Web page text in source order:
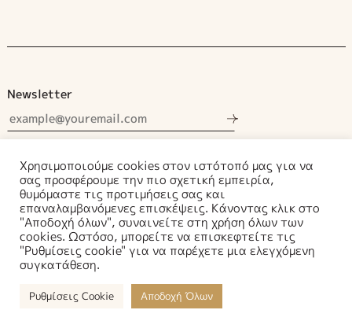
Newsletter
Διεύθυνση:Μυρρινούντος και Εικαδέας 1 / Τ.Κ. 19003
Μαρκόπουλος Μεσογαίας
Τηλέφωνο: 6937259298–
Χρησιμοποιούμε cookies στον ιστότοπό μας για να
σας προσφέρουμε την πιο σχετική εμπειρία,
θυμόμαστε τις προτιμήσεις σας και
επαναλαμβανόμενες επισκέψεις. Κάνοντας κλικ στο
"Αποδοχή όλων", συναινείτε στη χρήση όλων των
cookies. Ωστόσο, μπορείτε να επισκεφτείτε τις
"Ρυθμίσεις cookie" για να παρέχετε μια ελεγχόμενη
συγκατάθεση.
Ρυθμίσεις Cookie Αποδοχή Όλων